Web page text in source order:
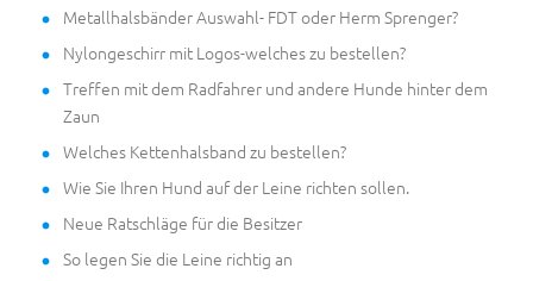
Metallhalsbänder Auswahl- FDT oder Herm Sprenger?
Nylongeschirr mit Logos-welches zu bestellen?
Treffen mit dem Radfahrer und andere Hunde hinter dem
Zaun
Welches Kettenhalsband zu bestellen?
Wie Sie Ihren Hund auf der Leine richten sollen.
Neue Ratschläge für die Besitzer
So legen Sie die Leine richtig an